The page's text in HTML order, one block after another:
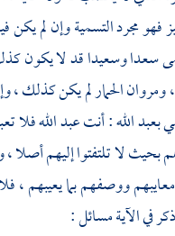
فهو مجرد التسمية وإن لم
سعدا وسعيدا قد لا يكون
ومروان الحمار لم يكن كذلك
الله : أنت عبد الله فلا
لا تلتفتوا إليهم أصلا
معايبهم ووصفهم بما يعيبهم
في الآية مسائل :